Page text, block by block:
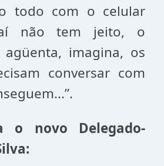
todo com o celular
aí não tem jeito, o
agüenta, imagina, os
conversar com
o novo Delegado-